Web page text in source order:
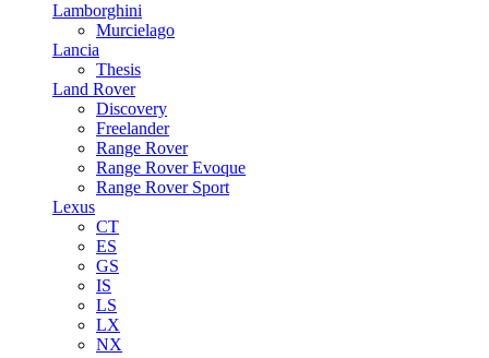
Lamborghini
Murcielago
Lancia
Thesis
Land Rover
Discovery
Freelander
Range Rover
Range Rover Evoque
Range Rover Sport
Lexus
CT
ES
GS
IS
LS
LX
NX